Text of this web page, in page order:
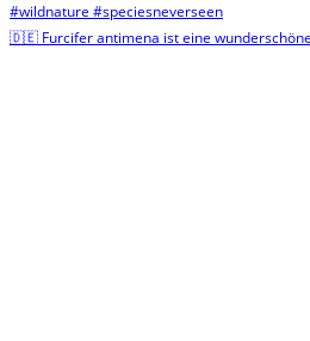
🇩🇪 Furcifer antimena ist eine